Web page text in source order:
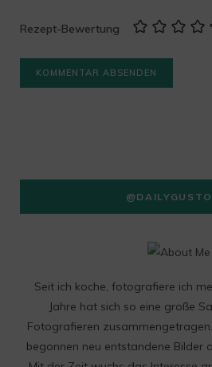
Rezept-Bewertung
Seit ich koche, fotografiere ich
Jahre hat sich so eine große
Fotografieren
begonnen neu entstandene Bilder